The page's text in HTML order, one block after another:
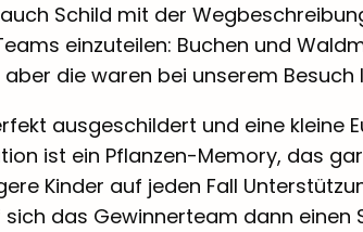
Schild mit der
einzuteilen: Buchen und
die waren bei unserem Besuch
ausgeschildert und eine kleine
ist ein Pflanzen-Memory, das
Kinder auf jeden Fall
das Gewinnerteam dann einen